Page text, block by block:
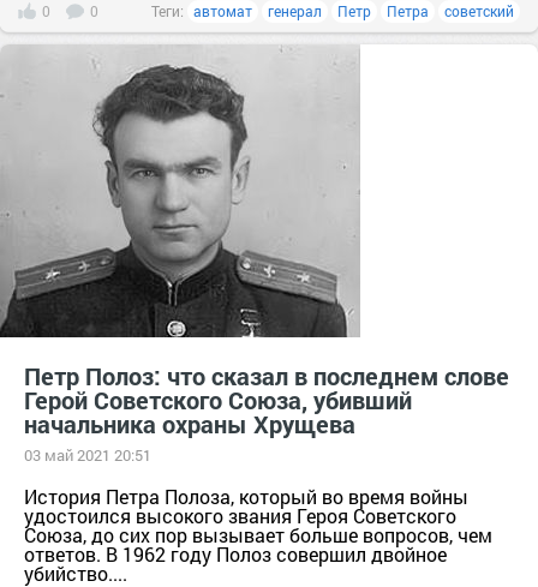
0 0 Теги: автомат генерал Петр Петра советский
Петр Полоз: что сказал в последнем слове
Герой Советского Союза, убивший
начальника охраны Хрущева
03 май 2021 20:51
История Петра Полоза, который во время войны
удостоился высокого звания Героя Советского
Союза, до сих пор вызывает больше вопросов, чем
ответов. В 1962 году Полоз совершил двойное
убийство....